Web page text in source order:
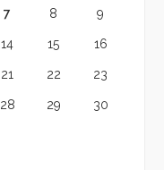
7 8 9
14 15 16
21 22 23
28 29 30